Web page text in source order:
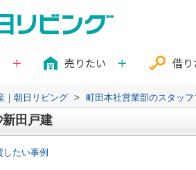
売りたい 借り
｜朝日リビング > 町田本社営業部のスタッ
新田戸建
したい事例